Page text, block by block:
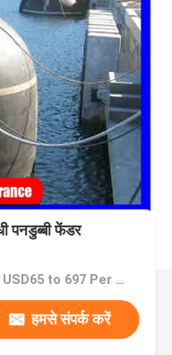
पनडुब्बी फेंडर
मूल्य：USD65 to 697 Per Piece
हमसे संपर्क करें